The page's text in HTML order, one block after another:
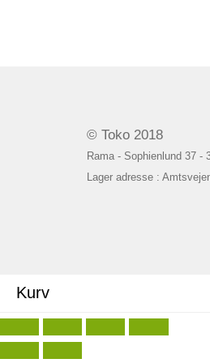
© Toko 2018
Rama - Sophienlund 37 -
Lager adresse :
Kurv